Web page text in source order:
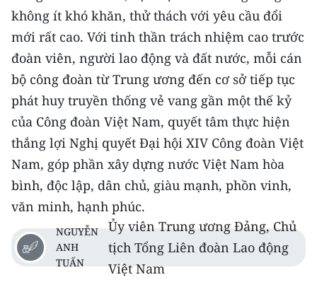
không ít khó khăn, thử thách với yêu cầu đổi
mới rất cao. Với tinh thần trách nhiệm cao trước
đoàn viên, người lao động và đất nước, mỗi cán
bộ công đoàn từ Trung ương đến cơ sở tiếp tục
phát huy truyền thống vẻ vang gần một thế kỷ
của Công đoàn Việt Nam, quyết tâm thực hiện
thắng lợi Nghị quyết Đại hội XIV Công đoàn Việt
Nam, góp phần xây dựng nước Việt Nam hòa
bình, độc lập, dân chủ, giàu mạnh, phồn vinh,
văn minh, hạnh phúc.
NGUYỄN
ANH
TUẤN
Ủy viên Trung ương Đảng, Chủ
tịch Tổng Liên đoàn Lao động
Việt Nam